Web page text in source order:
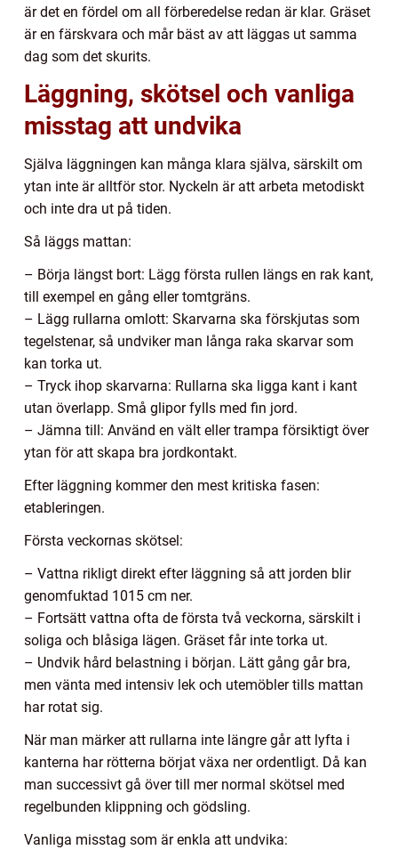
är det en fördel om all förberedelse redan är klar. Gräset
är en färskvara och mår bäst av att läggas ut samma
dag som det skurits.
Läggning, skötsel och vanliga
misstag att undvika
Själva läggningen kan många klara själva, särskilt om
ytan inte är alltför stor. Nyckeln är att arbeta metodiskt
och inte dra ut på tiden.
Så läggs mattan:
– Börja längst bort: Lägg första rullen längs en rak kant,
till exempel en gång eller tomtgräns.
– Lägg rullarna omlott: Skarvarna ska förskjutas som
tegelstenar, så undviker man långa raka skarvar som
kan torka ut.
– Tryck ihop skarvarna: Rullarna ska ligga kant i kant
utan överlapp. Små glipor fylls med fin jord.
– Jämna till: Använd en vält eller trampa försiktigt över
ytan för att skapa bra jordkontakt.
Efter läggning kommer den mest kritiska fasen:
etableringen.
Första veckornas skötsel:
– Vattna rikligt direkt efter läggning så att jorden blir
genomfuktad 1015 cm ner.
– Fortsätt vattna ofta de första två veckorna, särskilt i
soliga och blåsiga lägen. Gräset får inte torka ut.
– Undvik hård belastning i början. Lätt gång går bra,
men vänta med intensiv lek och utemöbler tills mattan
har rotat sig.
När man märker att rullarna inte längre går att lyfta i
kanterna har rötterna börjat växa ner ordentligt. Då kan
man successivt gå över till mer normal skötsel med
regelbunden klippning och gödsling.
Vanliga misstag som är enkla att undvika: